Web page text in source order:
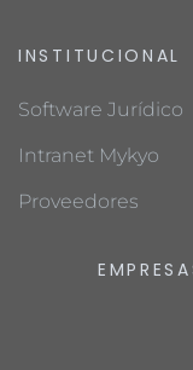
INSTITUCIONAL
Software Jurídico
Intranet Mykyo
Proveedores